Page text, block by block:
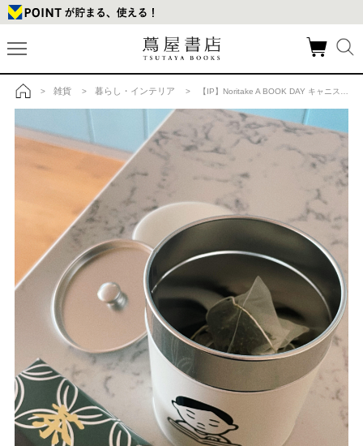
トップ
> 雑貨 > 暮らし・インテリア > 【IP】Noritake A BOOK DAY キャニスターA (ホワイト)の商品詳細